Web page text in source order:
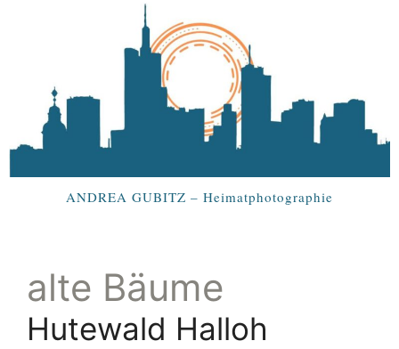
ANDREA GUBITZ – Heimatphotographie
alte Bäume
Hutewald Halloh